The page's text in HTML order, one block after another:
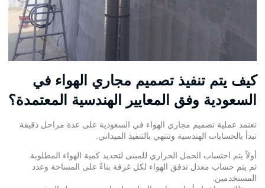
كيف يتم تنفيذ تصميم مجاري الهواء في
السعودية وفق المعايير الهندسية المعتمدة؟
تعتمد عملية تصميم مجاري الهواء في السعودية على عدة مراحل دقيقة
تبدأ بالحسابات الهندسية وتنتهي بالتنفيذ الميداني.
أولاً يتم احتساب الحمل الحراري للمبنى لتحديد كمية الهواء المطلوبة.
ثم يتم حساب معدل تدفق الهواء لكل غرفة بناءً على المساحة وعدد
المستخدمين.